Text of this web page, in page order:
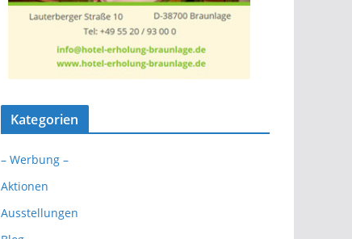
Kategorien
– Werbung –
Aktionen
Ausstellungen